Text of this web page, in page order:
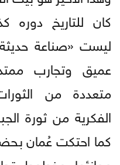
كان للتاريخ دوره
ليست «صناعة
عميق وتجارب
متعددة من
الفكرية من ثورة
كما احتكت عُمان